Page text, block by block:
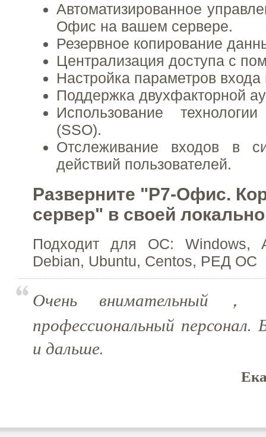
Автоматизированное
Офис на вашем сервере.
Резервное копирование
Централизация доступа с
Настройка параметров входа
Поддержка двухфакторной
Использование
(SSO).
Отслеживание входов в
действий пользователей.
Разверните "Р7-Офис.
сервер" в своей
Подходит для ОС: Windows,
Debian, Ubuntu, Centos, РЕД ОС
Очень внимательный
профессиональный
и дальше.